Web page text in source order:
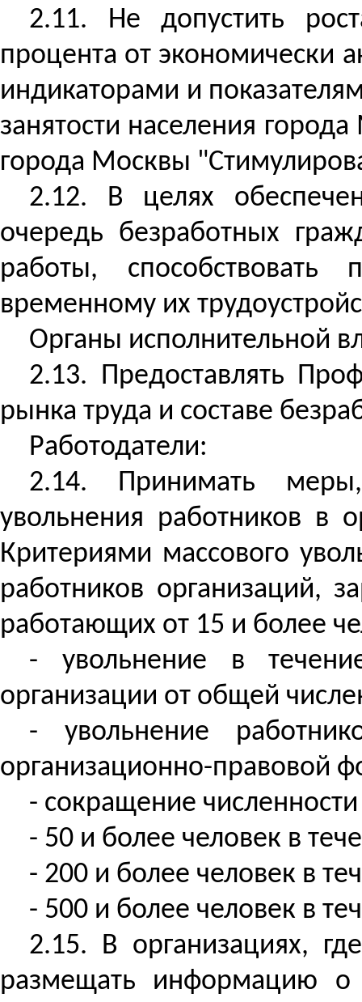
2.11. Не допустить
процента от экономически
индикаторами и
занятости населения
города Москвы
2.12. В целях
очередь безработных
работы,
временному их
Органы исполнительной
2.13. Предоставлять
рынка труда и составе
Работодатели:
2.14. Принимать
увольнения работников в
Критериями массового
работников организаций,
работающих от 15 и более
- увольнение в
организации от общей
- увольнение
организационно-правовой
- сокращение
- 50 и более человек в
- 200 и более человек в
- 500 и более человек в
2.15. В организациях,
размещать информацию о